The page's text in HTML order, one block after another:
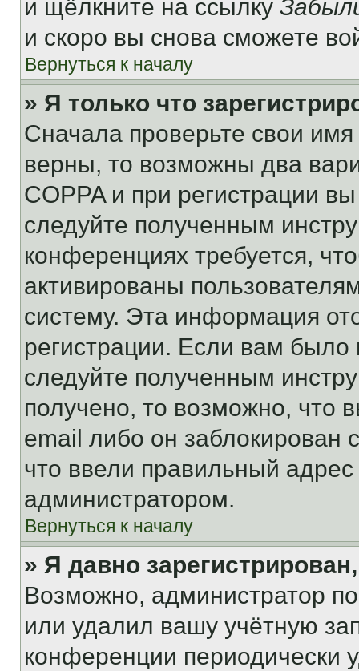
и щёлкните на ссылку
и скоро вы снова сможете
Вернуться к началу
» Я только что
Сначала проверьте свои
верны, то возможны два
COPPA и при регистрации
следуйте полученным
конференциях требуется,
активированы
систему. Эта информация
регистрации. Если вам
следуйте полученным
получено, то возможно, что
email либо он
что ввели правильный адрес
администратором.
Вернуться к началу
» Я давно
Возможно, администратор
или удалил вашу учётную
конференции периодически